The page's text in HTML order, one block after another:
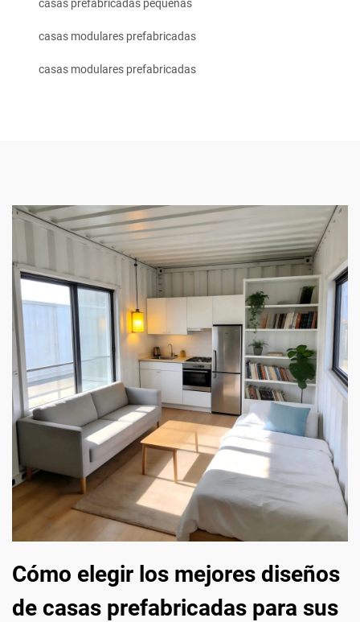
casas prefabricadas pequeñas
casas modulares prefabricadas
casas modulares prefabricadas
Cómo elegir los mejores diseños
de casas prefabricadas para sus